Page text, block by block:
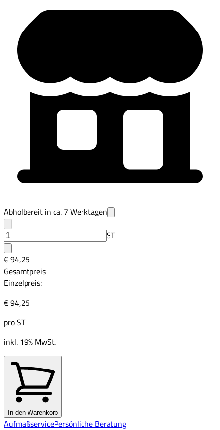
Abholbereit in ca. 7 Werktagen
ST
€ 94,25
Gesamtpreis
Einzelpreis:
€ 94,25
proST
inkl. 19% MwSt.
In den Warenkorb
AufmaßservicePersönliche Beratung